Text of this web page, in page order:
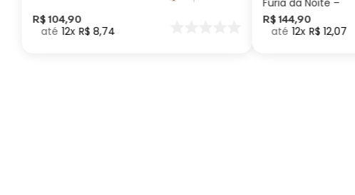
R$ 104,90
12 R$ 8,74
Como Treinar
seu Dragão
R$ 144,90
12 R$ 12,07